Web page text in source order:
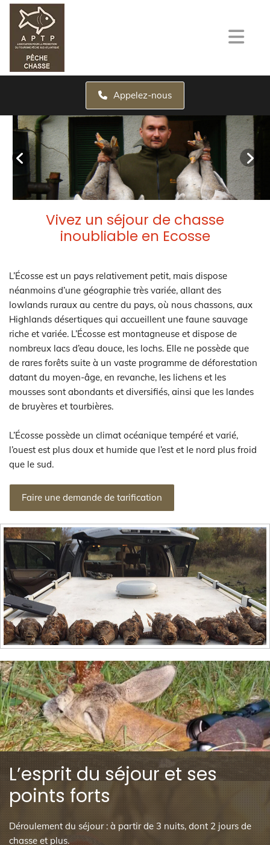
Appelez-nous
Vivez un séjour de chasse
inoubliable en Ecosse
L’Écosse est un pays relativement petit, mais dispose
néanmoins d’une géographie très variée, allant des
lowlands ruraux au centre du pays, où nous chassons, aux
Highlands désertiques qui accueillent une faune sauvage
riche et variée. L’Écosse est montagneuse et dispose de
nombreux lacs d’eau douce, les lochs. Elle ne possède que
de rares forêts suite à un vaste programme de déforestation
datant du moyen-âge, en revanche, les lichens et les
mousses sont abondants et diversifiés, ainsi que les landes
de bruyères et tourbières.
L’Écosse possède un climat océanique tempéré et varié,
l’ouest est plus doux et humide que l’est et le nord plus froid
que le sud.
Faire une demande de tarification
L’esprit du séjour et ses
points forts
Déroulement du séjour : à partir de 3 nuits, dont 2 jours de
chasse et plus.